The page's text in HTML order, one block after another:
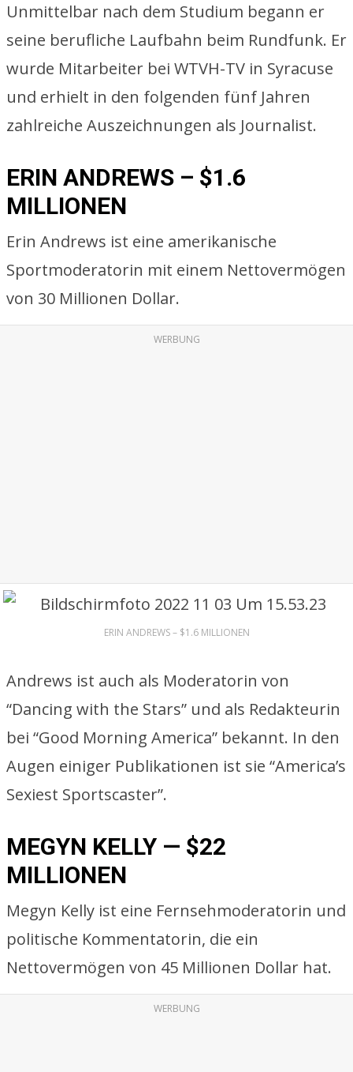
Unmittelbar nach dem Studium begann er
seine berufliche Laufbahn beim Rundfunk. Er
wurde Mitarbeiter bei WTVH-TV in Syracuse
und erhielt in den folgenden fünf Jahren
zahlreiche Auszeichnungen als Journalist.
ERIN ANDREWS – $1.6
MILLIONEN
Erin Andrews ist eine amerikanische
Sportmoderatorin mit einem Nettovermögen
von 30 Millionen Dollar.
WERBUNG
ERIN ANDREWS – $1.6 MILLIONEN
Andrews ist auch als Moderatorin von
“Dancing with the Stars” und als Redakteurin
bei “Good Morning America” bekannt. In den
Augen einiger Publikationen ist sie “America’s
Sexiest Sportscaster”.
MEGYN KELLY — $22
MILLIONEN
Megyn Kelly ist eine Fernsehmoderatorin und
politische Kommentatorin, die ein
Nettovermögen von 45 Millionen Dollar hat.
WERBUNG